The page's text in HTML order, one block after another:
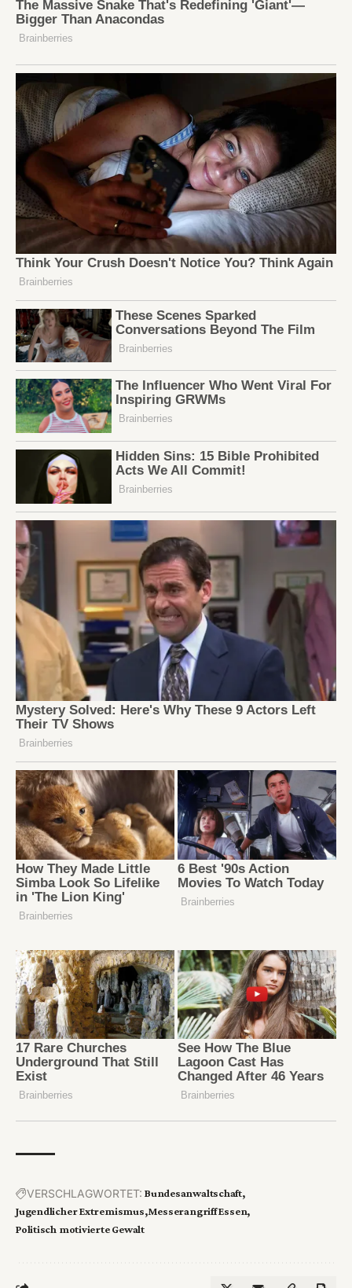
VERSCHLAGWORTET: Bundesanwaltschaft
Jugendlicher Extremismus Messerangriff Essen
Politisch motivierte Gewalt